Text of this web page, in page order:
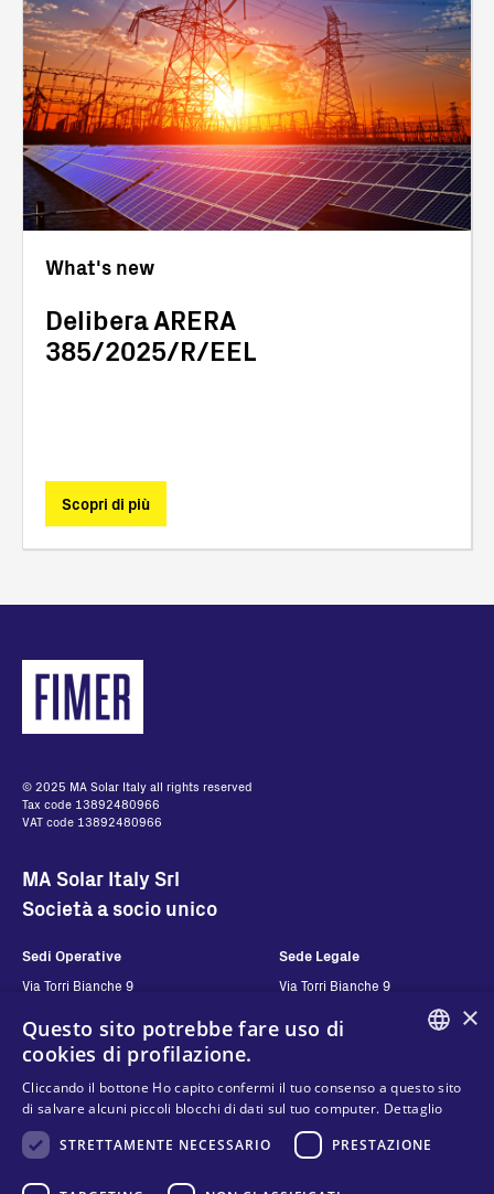
What's new
Delibera ARERA
385/2025/R/EEL
Scopri di più
© 2025 MA Solar Italy all rights reserved
Tax code 13892480966
VAT code 13892480966
MA Solar Italy Srl
Società a socio unico
Sedi Operative
Via Torri Bianche 9
Italy
Via San Giorgio 642
Italy
Sede Legale
Via Torri Bianche 9
Italy
ITALIAN
SPANISH
×
Questo sito potrebbe fare uso di
cookies di profilazione.
Cliccando il bottone Ho capito confermi il tuo consenso a questo sito
di salvare alcuni piccoli blocchi di dati sul tuo computer. Dettaglio
STRETTAMENTE NECESSARIO
PRESTAZIONE